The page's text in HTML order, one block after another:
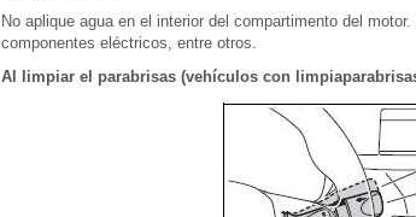
No aplique agua en el interior del compartimento del
componentes eléctricos, entre otros.
Al limpiar el parabrisas (vehículos con